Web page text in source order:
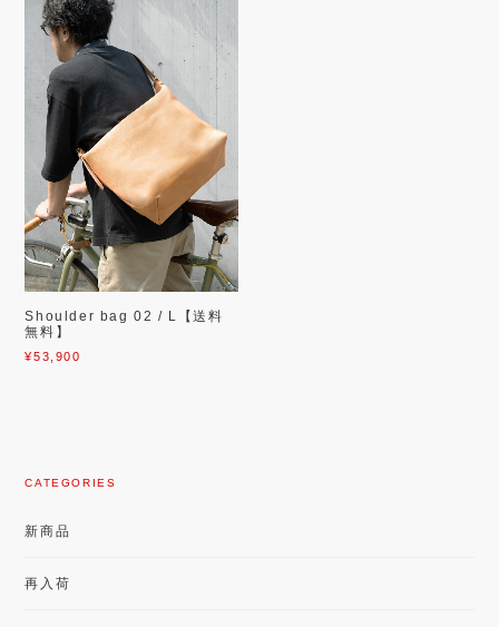
Shoulder bag 02 / L【送料
無料】
¥53,900
CATEGORIES
新商品
再入荷